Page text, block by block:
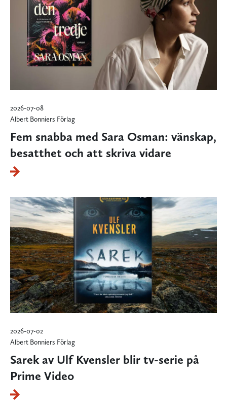
2026-07-08
Albert Bonniers Förlag
Fem snabba med Sara Osman: vänskap,
besatthet och att skriva vidare
2026-07-02
Albert Bonniers Förlag
Sarek av Ulf Kvensler blir tv-serie på
Prime Video